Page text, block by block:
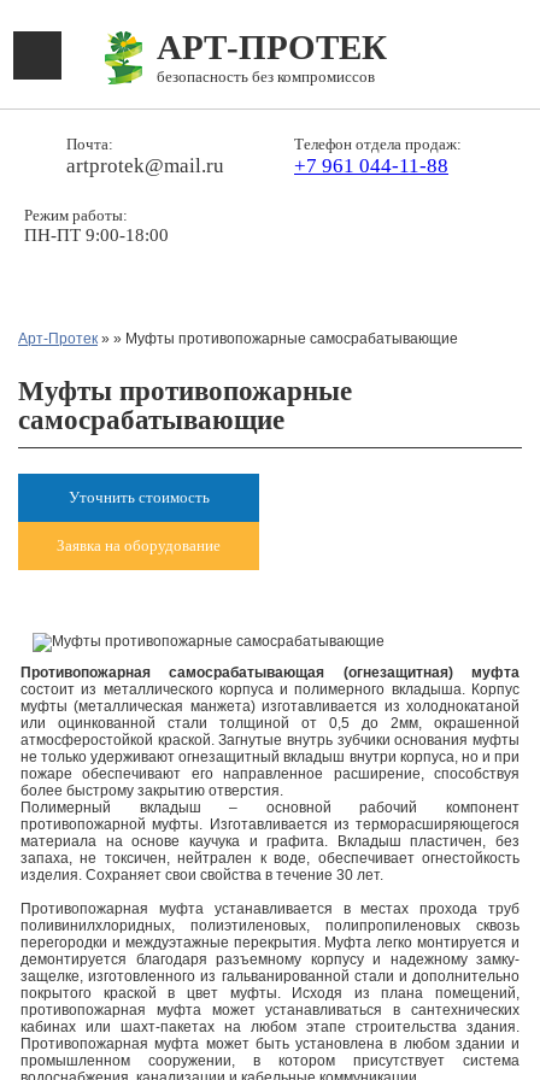
АРТ-ПРОТЕК
безопасность без компромиссов
Почта:
artprotek@mail.ru
Телефон отдела продаж:
+7 961 044-11-88
Режим работы:
ПН-ПТ 9:00-18:00
Арт-Протек » » Муфты противопожарные самосрабатывающие
Муфты противопожарные
самосрабатывающие
Уточнить стоимость
Заявка на оборудование
Противопожарная самосрабатывающая (огнезащитная) муфта
состоит из металлического корпуса и полимерного вкладыша. Корпус
муфты (металлическая манжета) изготавливается из холоднокатаной
или оцинкованной стали толщиной от 0,5 до 2мм, окрашенной
атмосферостойкой краской. Загнутые внутрь зубчики основания муфты
не только удерживают огнезащитный вкладыш внутри корпуса, но и при
пожаре обеспечивают его направленное расширение, способствуя
более быстрому закрытию отверстия.
Полимерный вкладыш – основной рабочий компонент
противопожарной муфты. Изготавливается из терморасширяющегося
материала на основе каучука и графита. Вкладыш пластичен, без
запаха, не токсичен, нейтрален к воде, обеспечивает огнестойкость
изделия. Сохраняет свои свойства в течение 30 лет.
Противопожарная муфта устанавливается в местах прохода труб
поливинилхлоридных, полиэтиленовых, полипропиленовых сквозь
перегородки и междуэтажные перекрытия. Муфта легко монтируется и
демонтируется благодаря разъемному корпусу и надежному замку-
защелке, изготовленного из гальванированной стали и дополнительно
покрытого краской в цвет муфты. Исходя из плана помещений,
противопожарная муфта может устанавливаться в сантехнических
кабинах или шахт-пакетах на любом этапе строительства здания.
Противопожарная муфта может быть установлена в любом здании и
промышленном сооружении, в котором присутствует система